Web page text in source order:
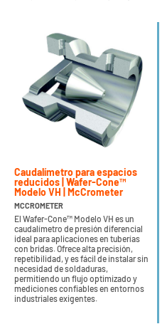
Caudalímetro para espacios
reducidos | Wafer-Cone™
Modelo VH | McCrometer
MCCROMETER
El Wafer-Cone™ Modelo VH es un
caudalímetro de presión diferencial
ideal para aplicaciones en tuberías
con bridas. Ofrece alta precisión,
repetibilidad, y es fácil de instalar sin
necesidad de soldaduras,
permitiendo un flujo optimizado y
mediciones confiables en entornos
industriales exigentes.